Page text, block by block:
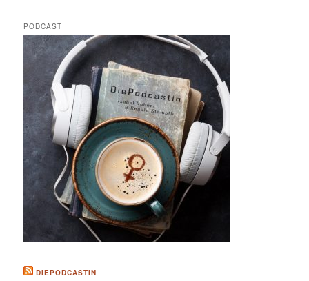
PODCAST
DIEPODCASTIN